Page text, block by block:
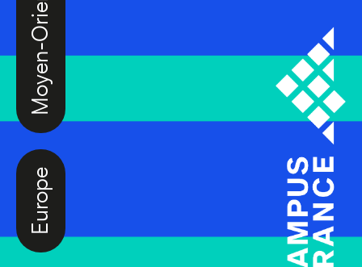
Europe
Moyen-Orient